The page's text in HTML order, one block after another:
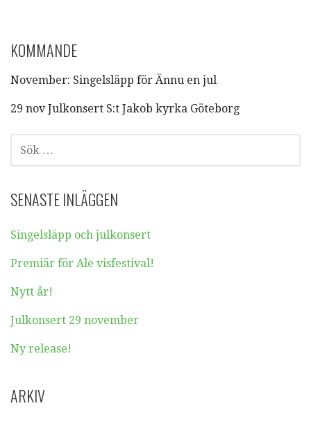
KOMMANDE
November: Singelsläpp för Ännu en jul
29 nov Julkonsert S:t Jakob kyrka Göteborg
SÖK
EFTER:
SENASTE INLÄGGEN
Singelsläpp och julkonsert
Premiär för Ale visfestival!
Nytt år!
Julkonsert 29 november
Ny release!
ARKIV